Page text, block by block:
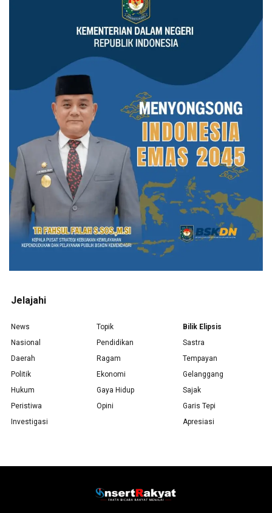
Jelajahi
News
Nasional
Daerah
Politik
Hukum
Peristiwa
Investigasi
Topik
Pendidikan
Ragam
Ekonomi
Gaya Hidup
Opini
Bilik Elipsis
Sastra
Tempayan
Gelanggang
Sajak
Garis Tepi
Apresiasi